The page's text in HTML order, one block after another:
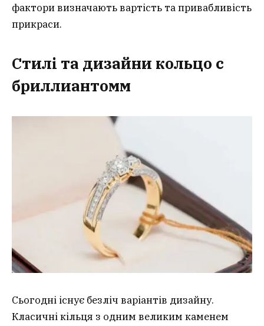
фактори визначають вартість та привабливість
прикраси.
Стилі та дизайни кольцо с
бриллиантомм
Сьогодні існує безліч варіантів дизайну.
Класичні кільця з одним великим каменем